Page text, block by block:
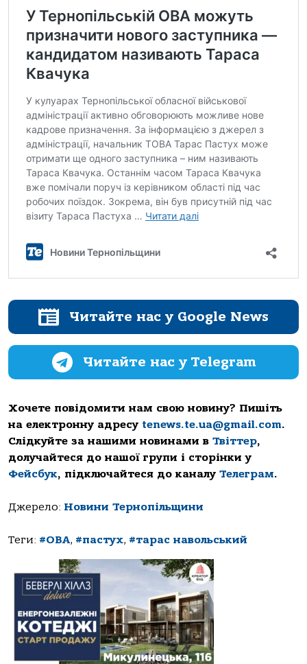
Читайте нас у Google News
Читайте нас у Telegram
Хочете повідомити нам свою новину? Пишіть
на електронну адресу tenews.te.ua@gmail.com.
Слідкуйте за нашими новинами в Твіттер,
долучайтеся до нашої групи і сторінки у
Фейсбук, підключайтеся до каналу Телеграм.
Джерело: Новини Тернопільщини
Теги: #ОВА, #пастух, #тарас навольський